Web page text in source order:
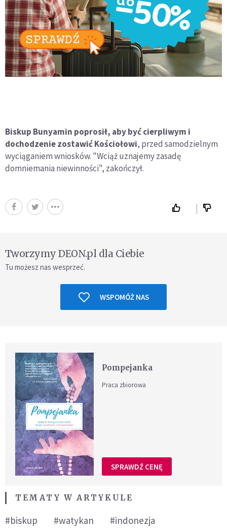
Biskup Bunyamin poprosił, aby być cierpliwym i
dochodzenie zostawić Kościołowi, przed samodzielnym
wyciąganiem wniosków. "Wciąż uznajemy zasadę
domniemania niewinności", zakończył.
Tworzymy DEON.pl dla Ciebie
Tu możesz nas wesprzeć.
WSPOMÓŻ NAS
Pompejanka
Praca zbiorowa
SPRAWDŹ CENĘ
TEMATY W ARTYKULE
#biskup #watykan
#indonezja